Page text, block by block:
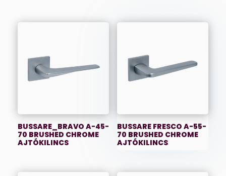
BUSSARE_BRAVO A-45-
70 BRUSHED CHROME
AJTÓKILINCS
BUSSARE FRESCO A-55-
70 BRUSHED CHROME
AJTÓKILINCS